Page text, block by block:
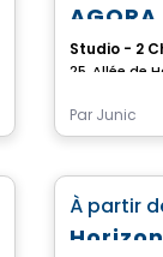
AGORA
Studio - 2
25, Allée de
Par Junic
À partir